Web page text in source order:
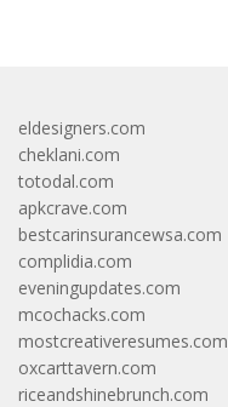
eldesigners.com
cheklani.com
totodal.com
apkcrave.com
bestcarinsurancewsa.com
complidia.com
eveningupdates.com
mcochacks.com
mostcreativeresumes.com
oxcarttavern.com
riceandshinebrunch.com